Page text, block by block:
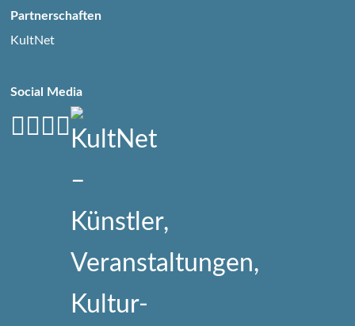
Partnerschaften
KultNet
Social Media